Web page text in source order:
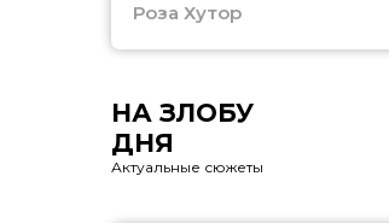
Роза Хутор
НА ЗЛОБУ
ДНЯ
Актуальные сюжеты